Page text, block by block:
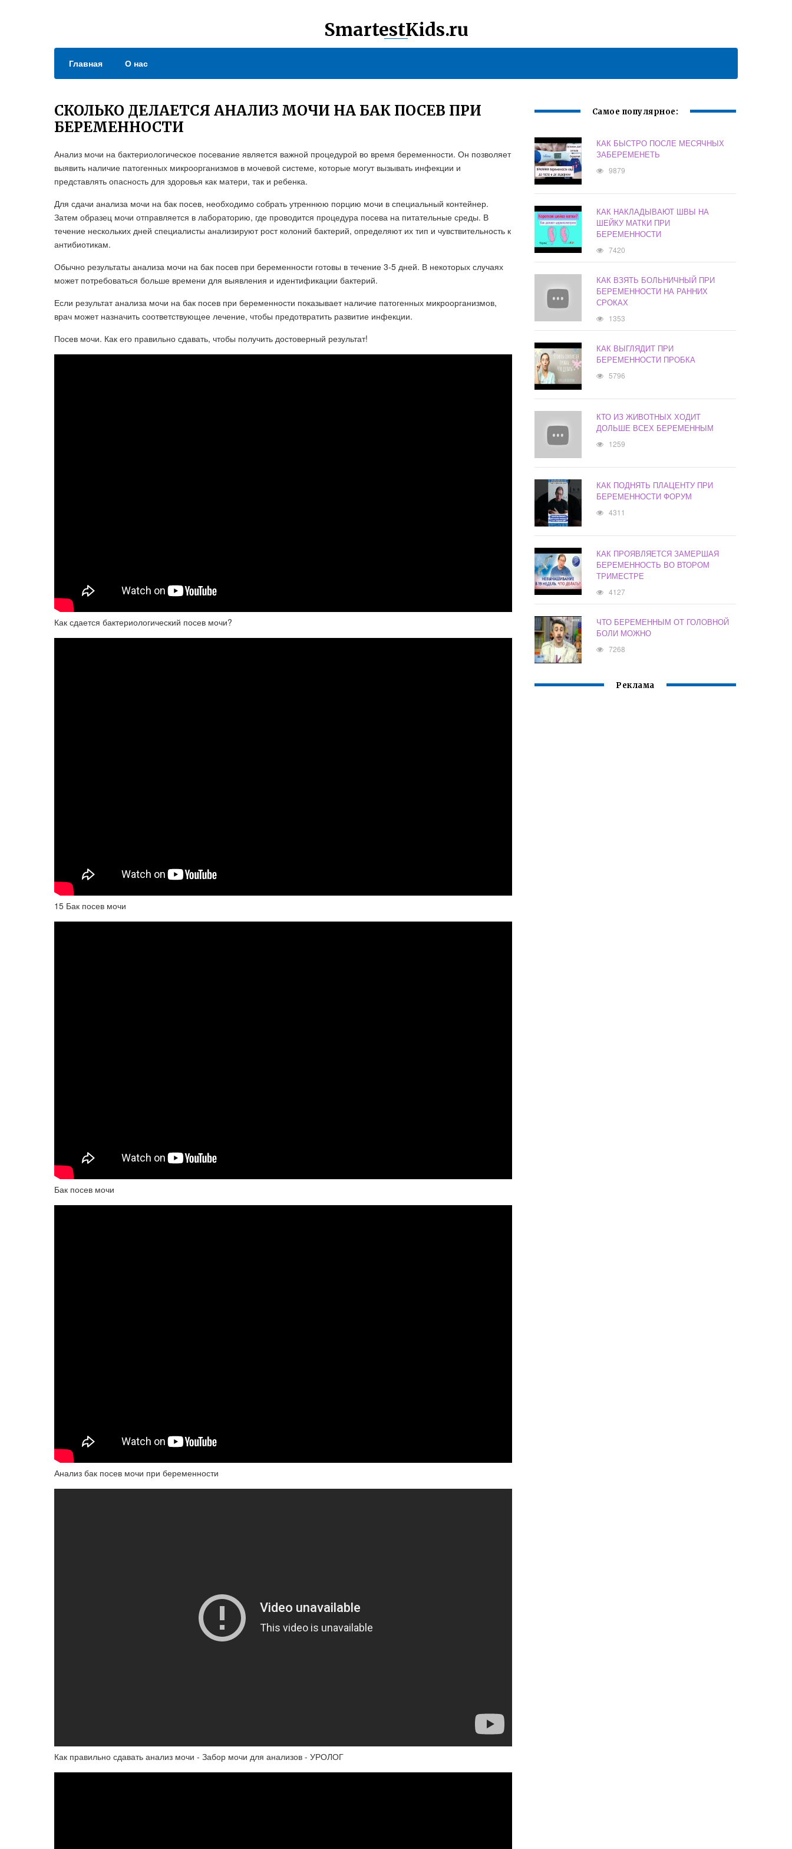
SmartestKids.ru
Главная О нас
СКОЛЬКО ДЕЛАЕТСЯ АНАЛИЗ МОЧИ НА БАК ПОСЕВ ПРИ
БЕРЕМЕННОСТИ
Анализ мочи на бактериологическое посевание является важной процедурой во время беременности. Он позволяет
выявить наличие патогенных микроорганизмов в мочевой системе, которые могут вызывать инфекции и
представлять опасность для здоровья как матери, так и ребенка.
Для сдачи анализа мочи на бак посев, необходимо собрать утреннюю порцию мочи в специальный контейнер.
Затем образец мочи отправляется в лабораторию, где проводится процедура посева на питательные среды. В
течение нескольких дней специалисты анализируют рост колоний бактерий, определяют их тип и чувствительность к
антибиотикам.
Обычно результаты анализа мочи на бак посев при беременности готовы в течение 3-5 дней. В некоторых случаях
может потребоваться больше времени для выявления и идентификации бактерий.
Если результат анализа мочи на бак посев при беременности показывает наличие патогенных микроорганизмов,
врач может назначить соответствующее лечение, чтобы предотвратить развитие инфекции.
Посев мочи. Как его правильно сдавать, чтобы получить достоверный результат!
Как сдается бактериологический посев мочи?
15 Бак посев мочи
Бак посев мочи
Анализ бак посев мочи при беременности
Как правильно сдавать анализ мочи - Забор мочи для анализов - УРОЛОГ
Самое популярное:
КАК БЫСТРО ПОСЛЕ МЕСЯЧНЫХ
ЗАБЕРЕМЕНЕТЬ
9879
КАК НАКЛАДЫВАЮТ ШВЫ НА
ШЕЙКУ МАТКИ ПРИ
БЕРЕМЕННОСТИ
7420
КАК ВЗЯТЬ БОЛЬНИЧНЫЙ ПРИ
БЕРЕМЕННОСТИ НА РАННИХ
СРОКАХ
1353
КАК ВЫГЛЯДИТ ПРИ
БЕРЕМЕННОСТИ ПРОБКА
5796
КТО ИЗ ЖИВОТНЫХ ХОДИТ
ДОЛЬШЕ ВСЕХ БЕРЕМЕННЫМ
1259
КАК ПОДНЯТЬ ПЛАЦЕНТУ ПРИ
БЕРЕМЕННОСТИ ФОРУМ
4311
КАК ПРОЯВЛЯЕТСЯ ЗАМЕРШАЯ
БЕРЕМЕННОСТЬ ВО ВТОРОМ
ТРИМЕСТРЕ
4127
ЧТО БЕРЕМЕННЫМ ОТ ГОЛОВНОЙ
БОЛИ МОЖНО
7268
Реклама